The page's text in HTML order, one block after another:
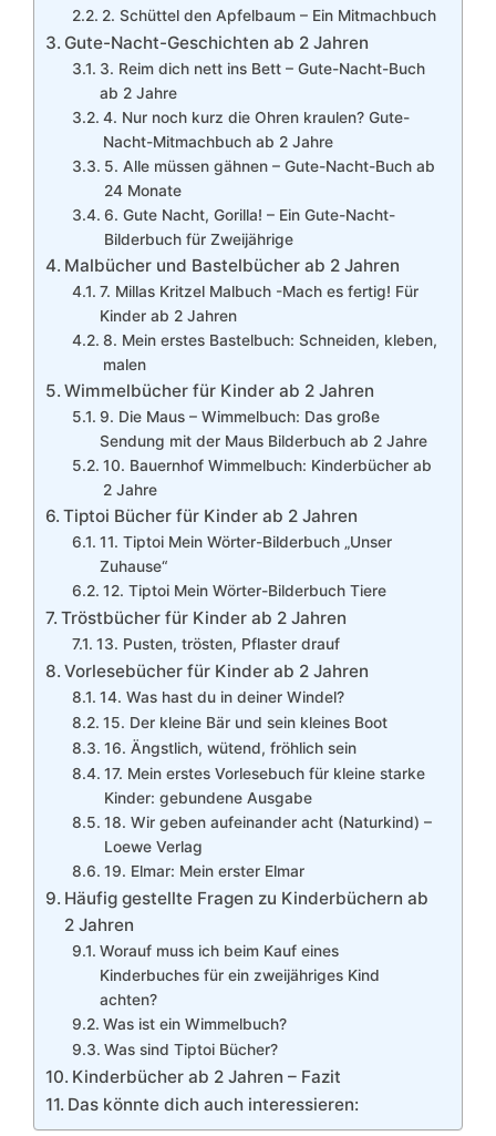
2. Schüttel den Apfelbaum – Ein Mitmachbuch
Gute-Nacht-Geschichten ab 2 Jahren
3. Reim dich nett ins Bett – Gute-Nacht-Buch
ab 2 Jahre
4. Nur noch kurz die Ohren kraulen? Gute-
Nacht-Mitmachbuch ab 2 Jahre
5. Alle müssen gähnen – Gute-Nacht-Buch ab
24 Monate
6. Gute Nacht, Gorilla! – Ein Gute-Nacht-
Bilderbuch für Zweijährige
Malbücher und Bastelbücher ab 2 Jahren
7. Millas Kritzel Malbuch -Mach es fertig! Für
Kinder ab 2 Jahren
8. Mein erstes Bastelbuch: Schneiden, kleben,
malen
Wimmelbücher für Kinder ab 2 Jahren
9. Die Maus – Wimmelbuch: Das große
Sendung mit der Maus Bilderbuch ab 2 Jahre
10. Bauernhof Wimmelbuch: Kinderbücher ab
2 Jahre
Tiptoi Bücher für Kinder ab 2 Jahren
11. Tiptoi Mein Wörter-Bilderbuch „Unser
Zuhause“
12. Tiptoi Mein Wörter-Bilderbuch Tiere
Tröstbücher für Kinder ab 2 Jahren
13. Pusten, trösten, Pflaster drauf
Vorlesebücher für Kinder ab 2 Jahren
14. Was hast du in deiner Windel?
15. Der kleine Bär und sein kleines Boot
16. Ängstlich, wütend, fröhlich sein
17. Mein erstes Vorlesebuch für kleine starke
Kinder: gebundene Ausgabe
18. Wir geben aufeinander acht (Naturkind) –
Loewe Verlag
19. Elmar: Mein erster Elmar
Häufig gestellte Fragen zu Kinderbüchern ab
2 Jahren
Worauf muss ich beim Kauf eines
Kinderbuches für ein zweijähriges Kind
achten?
Was ist ein Wimmelbuch?
Was sind Tiptoi Bücher?
Kinderbücher ab 2 Jahren – Fazit
Das könnte dich auch interessieren: